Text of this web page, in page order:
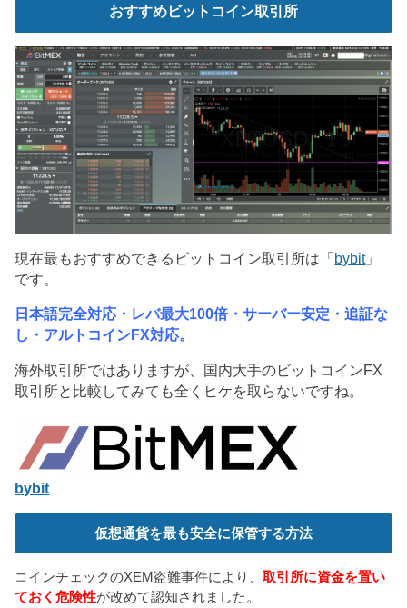
おすすめビットコイン取引所
現在最もおすすめできるビットコイン取引所は「 bybit」
です。
日本語完全対応・レバ最大100倍・サーバー安定・追証な
し・アルトコインFX対応。
海外取引所ではありますが、国内大手のビットコインFX
取引所と比較してみても全くヒケを取らないですね。
bybit
仮想通貨を最も安全に保管する方法
コインチェックのXEM盗難事件により、取引所に資金を置い
ておく危険性が改めて認知されました。